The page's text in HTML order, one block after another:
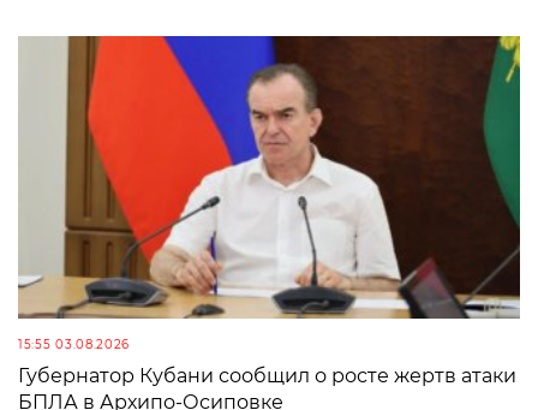
15:55 03.08.2026
Губернатор Кубани сообщил о росте жертв атаки
БПЛА в Архипо-Осиповке